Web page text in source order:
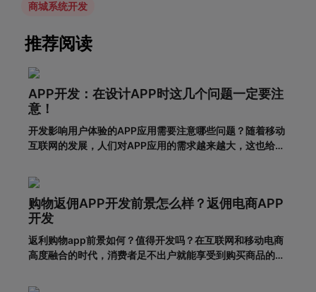
商城系统开发
推荐阅读
APP开发：在设计APP时这几个问题一定要注
意！
开发影响用户体验的APP应用需要注意哪些问题？随着移动
互联网的发展，人们对APP应用的需求越来越大，这也给企
望从中获得更多的发展机会。当然，并不仅仅是开发APP应
用就能达到目的。前提一定是保证APP应用的优秀用户体
验。这样，在
购物返佣APP开发前景怎么样？返佣电商APP
开发
返利购物app前景如何？值得开发吗？在互联网和移动电商
高度融合的时代，消费者足不出户就能享受到购买商品的便
用户，许多企业和商家开始致力于返利购物app的建设。返